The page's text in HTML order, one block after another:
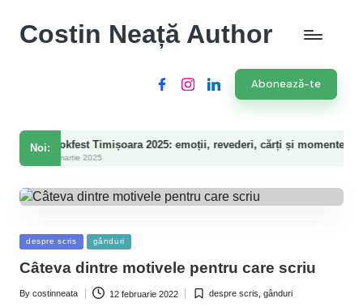
Costin Neață Author
FacebookInstagramLinkedIn Abonează-te
Noi:
Timișoara 2025: emoții, revederi, cărți și momente speciale
Posted
in
despre scris gânduri
Câteva dintre motivele pentru care scriu
Posted
By costinneata 12 februarie 2022
Posteddespre scris ,gânduri